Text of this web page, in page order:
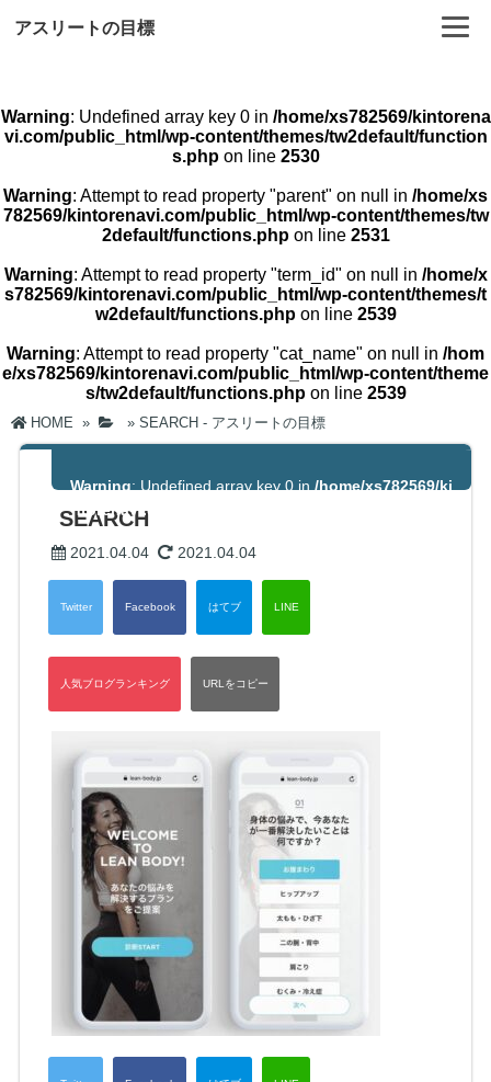
アスリートの目標
Warning: Undefined array key 0 in /home/xs782569/kintorena
vi.com/public_html/wp-content/themes/tw2default/function
s.phpon line 2530
Warning: Attempt to read property "parent" on null in /home/xs
782569/kintorenavi.com/public_html/wp-content/themes/tw
2default/functions.phpon line 2531
Warning: Attempt to read property "term_id" on null in /home/x
s782569/kintorenavi.com/public_html/wp-content/themes/t
w2default/functions.phpon line 2539
Warning: Attempt to read property "cat_name" on null in /hom
e/xs782569/kintorenavi.com/public_html/wp-content/theme
s/tw2default/functions.phpon line 2539
HOME » » SEARCH - アスリートの目標
Warning: Undefined array key 0 in /home/xs782569/ki
ntorenavi.com/public_html/wp-content/themes/tw2
Warning: Attempt to read property "term_id" on null in
home/xs782569/kintorenavi.com/public_html/wp-co
ntent/themes/tw2default/single.php
SEARCH
2021.04.04 2021.04.04